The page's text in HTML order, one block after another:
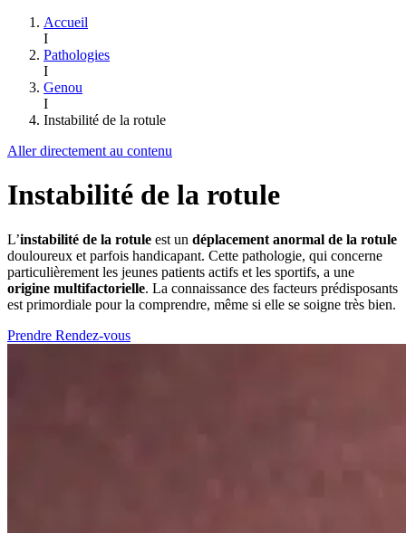
Accueil
I
Pathologies
I
Genou
I
Instabilité de la rotule
Aller directement au contenu
Instabilité de la rotule
L’instabilité de la rotule est un déplacement anormal de la rotule
douloureux et parfois handicapant. Cette pathologie, qui concerne
particulièrement les jeunes patients actifs et les sportifs, a une
origine multifactorielle. La connaissance des facteurs prédisposants
est primordiale pour la comprendre, même si elle se soigne très bien.
Prendre Rendez-vous